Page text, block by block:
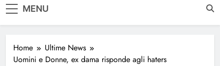
MENU
Home
Ultime News
Uomini e Donne, ex dama risponde agli haters